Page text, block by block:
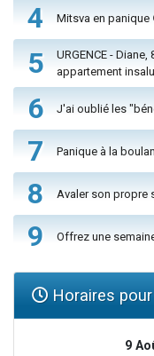
4 Mitsva en panique
5
URGENCE -
appartement
6 J'ai oublié les
7 Panique à la
8 Avaler son propre
9 Offrez une
Horaires
9